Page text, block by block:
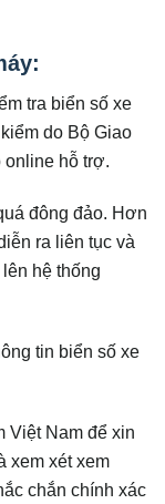
tra biển số xe
do Bộ Giao
online hỗ trợ.
đông đảo. Hơn
ra liên tục và
hệ thống
tin biển số xe
Việt Nam để xin
xem xét xem
chắn chính xác